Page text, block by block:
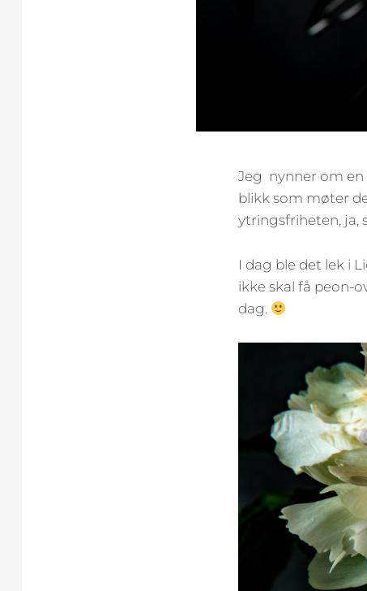
Jeg nynner om
blikk som møter
ytringsfriheten, ja,
I dag ble det lek i
ikke skal få peon-
dag.